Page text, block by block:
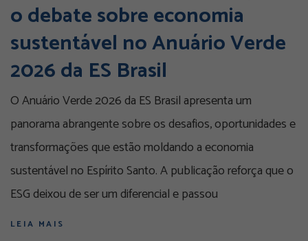
o debate sobre economia
sustentável no Anuário Verde
2026 da ES Brasil
O Anuário Verde 2026 da ES Brasil apresenta um
panorama abrangente sobre os desafios, oportunidades e
transformações que estão moldando a economia
sustentável no Espírito Santo. A publicação reforça que o
ESG deixou de ser um diferencial e passou
LEIA MAIS